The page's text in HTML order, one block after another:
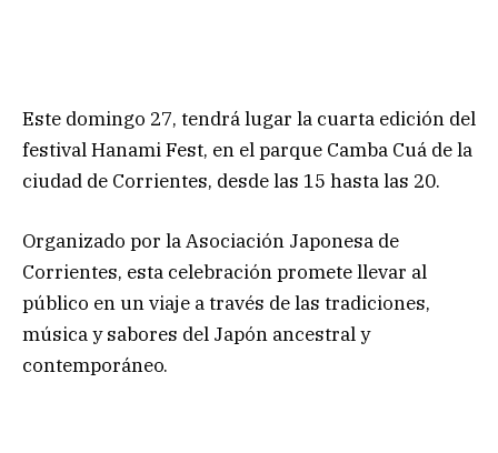
Este domingo 27, tendrá lugar la cuarta edición del
festival Hanami Fest, en el parque Camba Cuá de la
ciudad de Corrientes, desde las 15 hasta las 20.
Organizado por la Asociación Japonesa de
Corrientes, esta celebración promete llevar al
público en un viaje a través de las tradiciones,
música y sabores del Japón ancestral y
contemporáneo.